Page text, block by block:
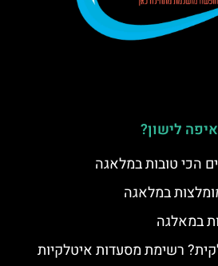
איפה לישון?
הכי טובות במלאגה
במלאגה
במאלגה
רשימת מסעדות איטלקיות